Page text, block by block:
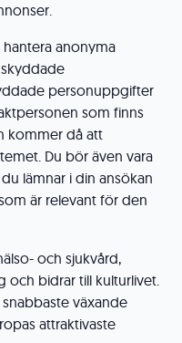
anonyma
personuppgifter
som finns
kommer då att
Du bör även vara
lämnar i din ansökan
är relevant för den
och sjukvård,
och bidrar till kulturlivet.
växande
attraktivaste